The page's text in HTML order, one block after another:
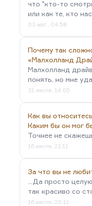
что "кто-то
или как те, кто
03 авг., 04:58
Почему так
«Малхолланд
Малхолланд
понять, но мне
31 июля, 14:05
Как вы
Каким бы он мог
Точнее не
16 июля, 21:11
За что вы не
...Да просто
так красиво со
16 июля, 20:11